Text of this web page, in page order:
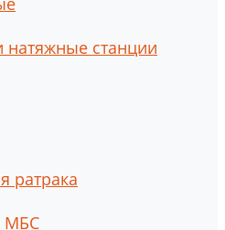
станции
ратрака
МБС